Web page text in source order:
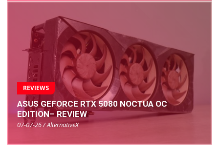
REVIEWS
ASUS GEFORCE RTX 5080 NOCTUA OC
EDITION– REVIEW
07-07-26 / AlternativeX